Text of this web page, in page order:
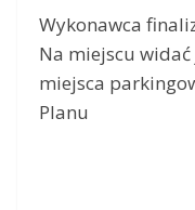
Wykonawca
Na miejscu
miejsca
Planu